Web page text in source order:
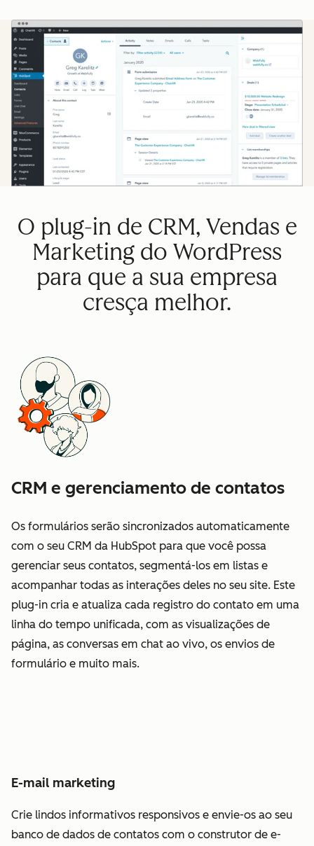
O plug-in de CRM, Vendas e
Marketing do WordPress
para que a sua empresa
cresça melhor.
CRM e gerenciamento de contatos
Os formulários serão sincronizados automaticamente
com o seu CRM da HubSpot para que você possa
gerenciar seus contatos, segmentá-los em listas e
acompanhar todas as interações deles no seu site. Este
plug-in cria e atualiza cada registro do contato em uma
linha do tempo unificada, com as visualizações de
página, as conversas em chat ao vivo, os envios de
formulário e muito mais.
E-mail marketing
Crie lindos informativos responsivos e envie-os ao seu
banco de dados de contatos com o construtor de e-